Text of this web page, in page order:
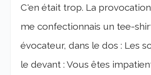
C'en était trop. La
me confectionnais un tee-
évocateur, dans le dos : Les
le devant : Vous êtes